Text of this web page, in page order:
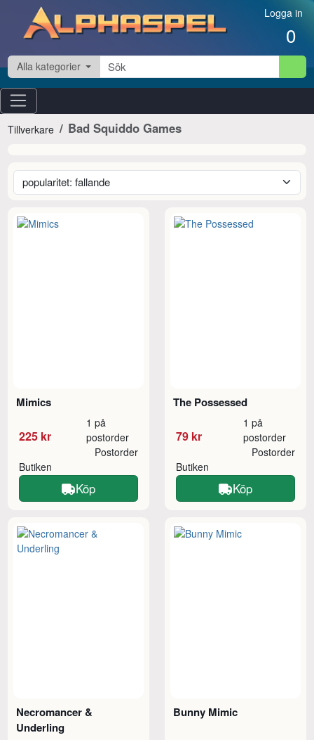
Hoppa till innehåll Logga in
0
Alla kategorier
Tillverkare Bad Squiddo Games
Mimics
225 kr
1 på
postorder
Butiken
Postorder
Köp
The Possessed
79 kr
1 på
postorder
Butiken
Postorder
Köp
Necromancer &
Underling
Bunny Mimic